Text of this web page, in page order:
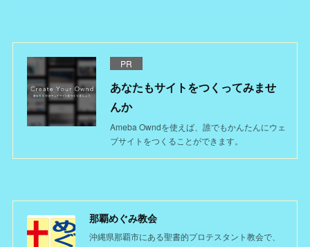
PR
あなたもサイトをつくってみませ
んか
Ameba Owndを使えば、誰でもかんたんにウェ
ブサイトをつくることができます。
那覇めぐみ教会
沖縄県那覇市にある聖書的プロテスタント教会で、